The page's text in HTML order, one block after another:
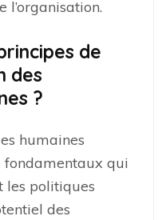
l’organisation.
de
des
?
humaines
fondamentaux qui
les politiques
des